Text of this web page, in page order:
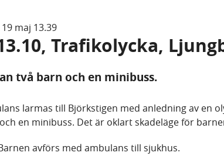
19 maj 13.39
Trafikolycka,
två barn och en minibuss.
larmas till Björkstigen med anledning av en
en minibuss. Det är oklart skadeläge för
avförs med ambulans till sjukhus.